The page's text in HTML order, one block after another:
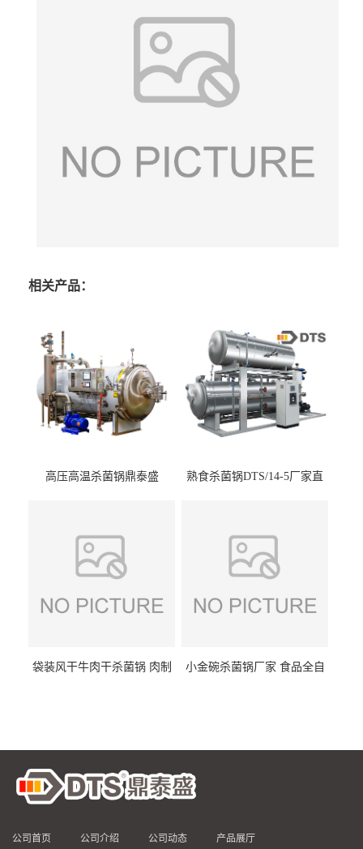
相关产品：
高压高温杀菌锅鼎泰盛
熟食杀菌锅DTS/14-5厂家直
袋装风干牛肉干杀菌锅 肉制
小金碗杀菌锅厂家 食品全自
公司首页 公司介绍 公司动态 产品展厅